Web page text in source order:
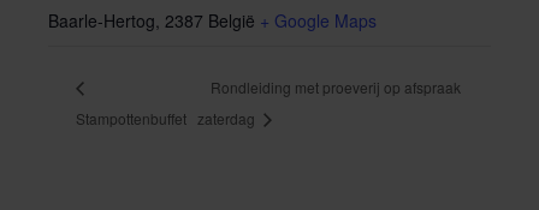
Baarle-Hertog, 2387 België + Google Maps
Stampottenbuffet
Rondleiding met proeverij op afspraak
zaterdag